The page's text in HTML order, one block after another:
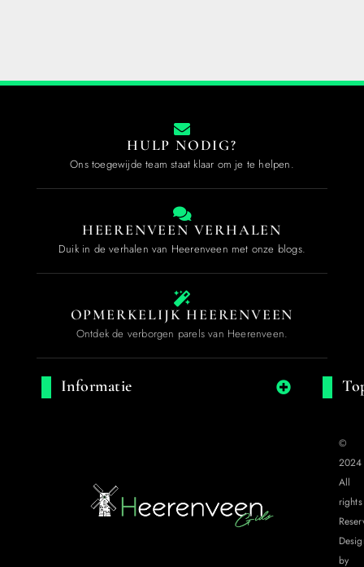
HULP NODIG?
Ons toegewijde team staat klaar om je te helpen.
HEERENVEEN VERHALEN
Duik in de verhalen van Heerenveen met onze blogs.
OPMERKELIJK HEERENVEEN
Ontdek de verborgen parels van Heerenveen.
Informatie
©
2024
All
rights
by